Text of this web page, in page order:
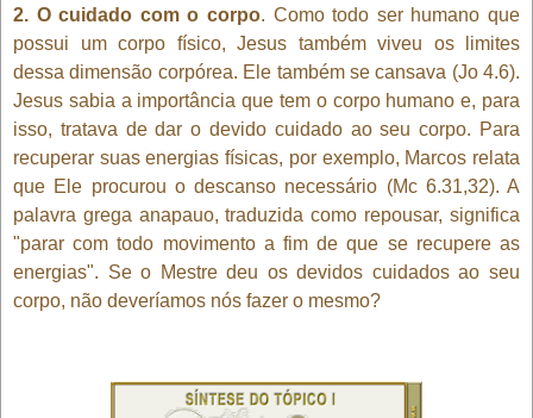
2. O cuidado com o corpo. Como todo ser humano que
possui um corpo físico, Jesus também viveu os limites
dessa dimensão corpórea. Ele também se cansava (Jo 4.6).
Jesus sabia a importância que tem o corpo humano e, para
isso, tratava de dar o devido cuidado ao seu corpo. Para
recuperar suas energias físicas, por exemplo, Marcos relata
que Ele procurou o descanso necessário (Mc 6.31,32). A
palavra grega anapauo, traduzida como repousar, significa
"parar com todo movimento a fim de que se recupere as
energias". Se o Mestre deu os devidos cuidados ao seu
corpo, não deveríamos nós fazer o mesmo?